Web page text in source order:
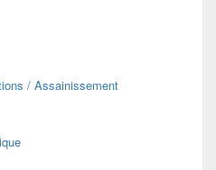
/ Assainissement